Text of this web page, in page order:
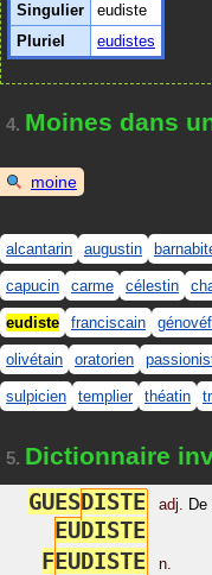
Singulier
eudiste
Pluriel
eudistes
4. Moines dans
moine
alcantarin augustin
capucin carme célestin
eudiste franciscain
olivétain oratorien
sulpicien templier théatin
5. Dictionnaire
GUESDISTE adj.
EUDISTE
FEUDISTE n.